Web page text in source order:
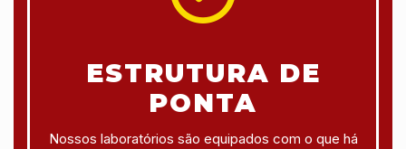
ESTRUTURA DE
PONTA
Nossos laboratórios são equipados com o que há